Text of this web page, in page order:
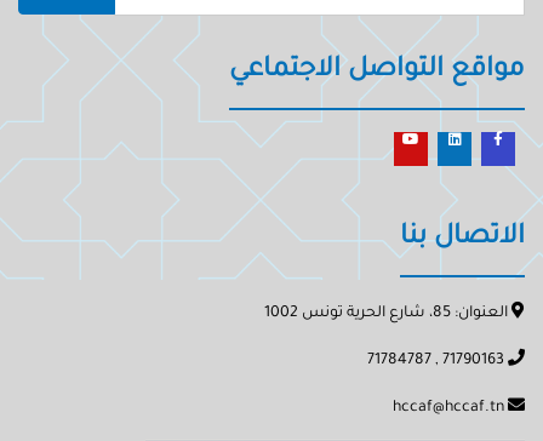
مواقع التواصل الاجتماعي
الاتصال بنا
العنوان: 85، شارع الحرية تونس 1002